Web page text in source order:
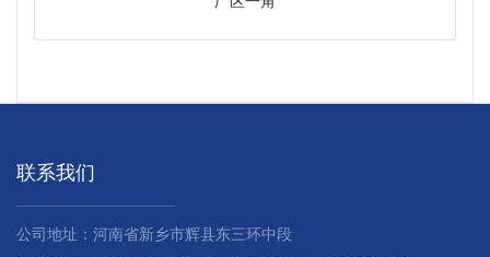
联系我们
公司地址：河南省新乡市辉县东三环中段